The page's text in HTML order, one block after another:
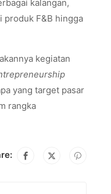
kalangan,
produk F&B hingga
kegiatan
yang target pasar
rangka